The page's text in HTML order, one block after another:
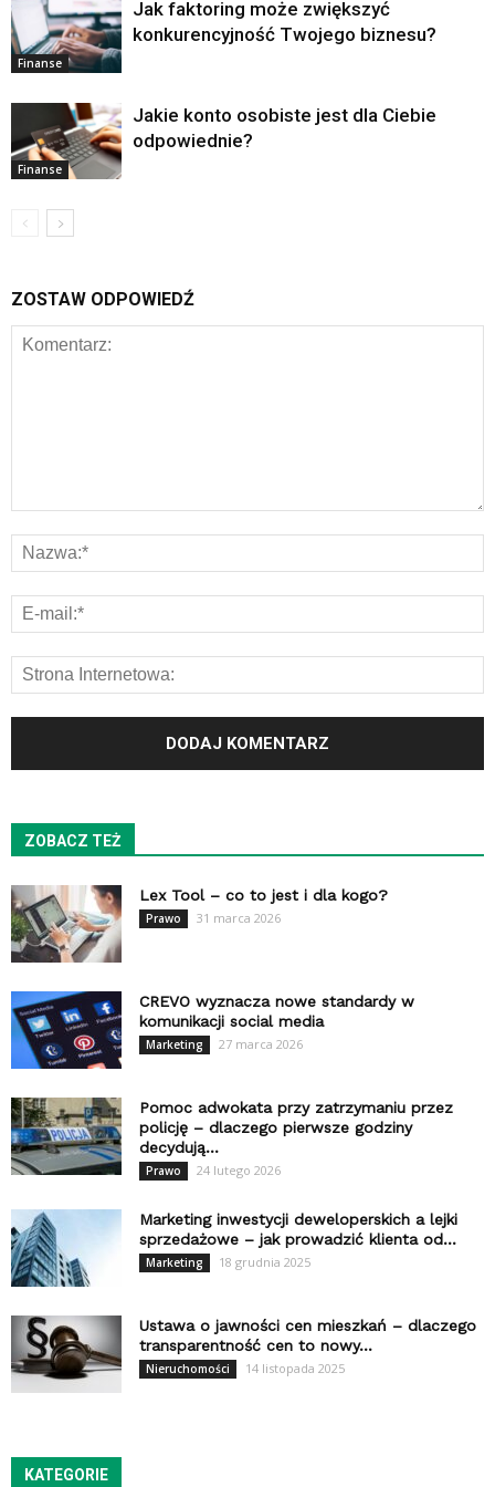
Finanse
Jak faktoring może zwiększyć
konkurencyjność Twojego biznesu?
Finanse
Jakie konto osobiste jest dla Ciebie
odpowiednie?
ZOSTAW ODPOWIEDŹ
ZOBACZ TEŻ
Lex Tool – co to jest i dla kogo?
Prawo 31 marca 2026
CREVO wyznacza nowe standardy w
komunikacji social media
Marketing 27 marca 2026
Pomoc adwokata przy zatrzymaniu przez
policję – dlaczego pierwsze godziny
decydują...
Prawo 24 lutego 2026
Marketing inwestycji deweloperskich a lejki
sprzedażowe – jak prowadzić klienta od...
Marketing 18 grudnia 2025
Ustawa o jawności cen mieszkań – dlaczego
transparentność cen to nowy...
Nieruchomości 14 listopada 2025
KATEGORIE